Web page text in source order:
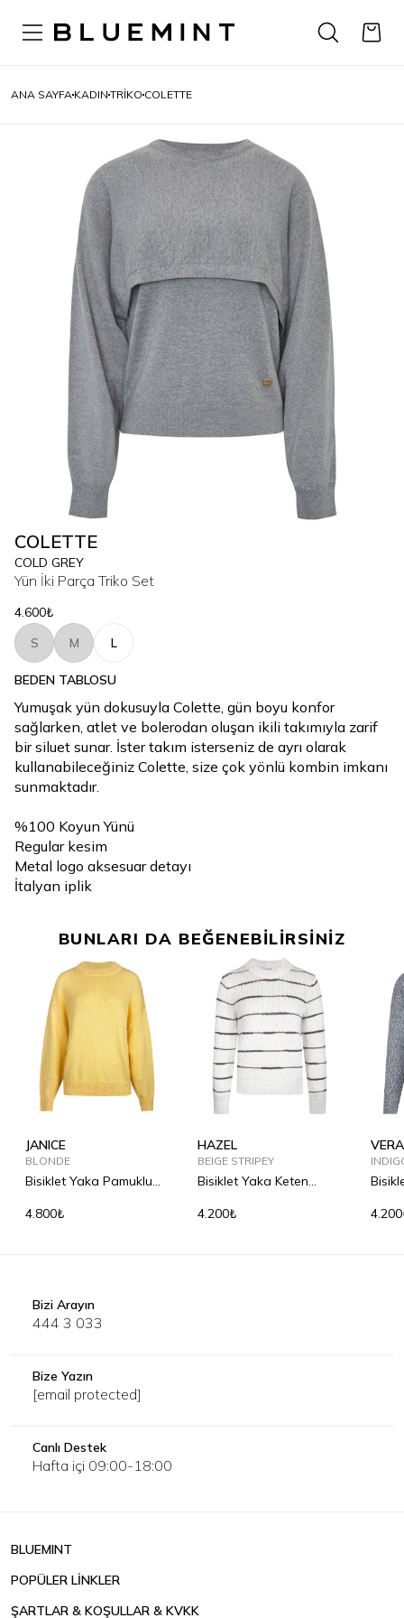
ANA SAYFA KADIN TRIKO COLETTE
COLETTE
COLD GREY
Yün İki Parça Triko Set
4.600₺
S M L
BEDEN TABLOSU
Yumuşak yün dokusuyla Colette, gün boyu konfor
sağlarken, atlet ve bolerodan oluşan ikili takımıyla zarif
bir siluet sunar. İster takım isterseniz de ayrı olarak
kullanabileceğiniz Colette, size çok yönlü kombin imkanı
sunmaktadır.
%100 Koyun Yünü
Regular kesim
Metal logo aksesuar detayı
İtalyan iplik
BUNLARI DA BEĞENEBİLİRSİNİZ
JANICE
BLONDE
Bisiklet Yaka Pamuklu
4.800₺
HAZEL
BEIGE STRIPEY
Bisiklet Yaka Keten
4.200₺
VERA
Bizi Arayın
444 3 033
Bize Yazın
[email protected]
Canlı Destek
Hafta içi 09:00-18:00
BLUEMINT
POPÜLER LİNKLER
ŞARTLAR & KOŞULLAR & KVKK